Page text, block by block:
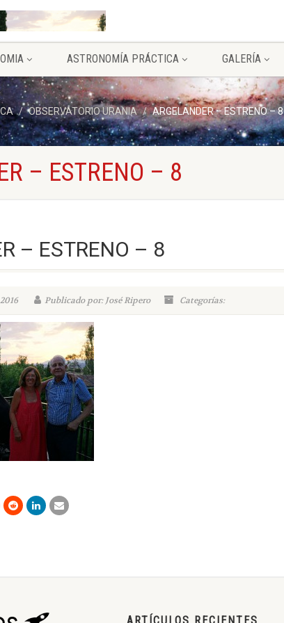
ASTRONOMÍA PRÁCTICA GALERÍA
OBSERVATORIO URANIA ARGELANDER – ESTRENO – 8
– ESTRENO – 8
– ESTRENO – 8
Publicado por: José Ripero Categorías: